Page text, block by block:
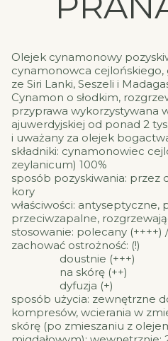
Olejek cynamonowy
cynamonowca
ze Siri Lanki, Seszeli i
Cynamon o słodkim,
przyprawa wykorzystywana
ajuwerdyjskiej od ponad 2
i uważany za olejek
składniki: cynamonowiec
zeylanicum) 100%
sposób pozyskiwania: przez
kory
właściwości: antyseptyczne,
przeciwzapalne,
stosowanie: polecany (++++)
zachować ostrożność: (!)
doustnie (+++)
na skórę (++)
dyfuzja (+)
sposób użycia: zewnętrzne
kompresów, wcierania w
skórę (po zmieszaniu z